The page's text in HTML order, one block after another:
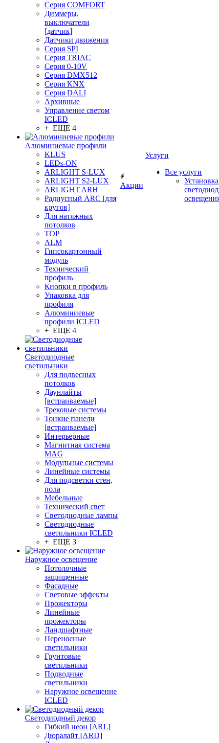
Серия COMFORT
Диммеры,
выключатели
[датчик]
Датчики движения
Серия SPI
Серия TRIAC
Серия 0-10V
Серия DMX512
Серия KNX
Серия DALI
Архивные
Управление светом
ICLED
+ ЕЩЕ 4
Алюминиевые профили
KLUS
LEDs-ON
ARLIGHT S-LUX
ARLIGHT S2-LUX
ARLIGHT ARH
Радиусный ARC [для
кругов]
Для натяжных
потолков
TOP
ALM
Гипсокартонный
модуль
Технический
профиль
Кнопки в профиль
Упаковка для
профиля
Алюминиевые
профили ICLED
+ ЕЩЕ 4
Светодиодные
светильники
Для подвесных
потолков
Даунлайты
[встраиваемые]
Трековые системы
Тонкие панели
[встраиваемые]
Интерьерные
Магнитная система
MAG
Модульные системы
Линейные системы
Для подсветки стен,
пола
Мебельные
Технический свет
Светодиодные лампы
Светодиодные
светильники ICLED
+ ЕЩЕ 3
Наружное освещение
Потолочные
защищенные
Фасадные
Световые эффекты
Прожекторы
Линейные
прожекторы
Ландшафтные
Переносные
светильники
Грунтовые
светильники
Подводные
светильники
Наружное освещение
ICLED
Светодиодный декор
Гибкий неон [ARL]
Дюралайт [ARD]
Акции
Услуги
Все услуги
Установка